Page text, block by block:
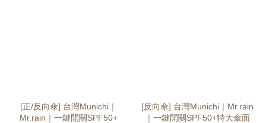
[正/反向傘] 台灣Munichi｜
Mr.rain｜一鍵開關SPF50+
[反向傘] 台灣Munichi｜Mr.rain
｜一鍵開關SPF50+特大傘面